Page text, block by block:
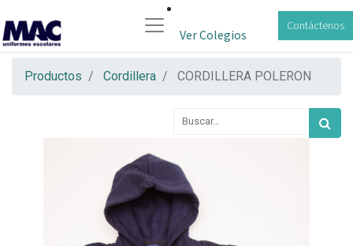
Ver Colegios
Contáctenos
Productos Cordillera CORDILLERA POLERON